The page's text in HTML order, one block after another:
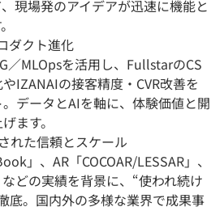
現場発のアイデアが迅速に機能と
ダクト進化
／MLOpsを活用し、FullstarのCS
IZANAIの接客精度・CVR改善を
データとAIを軸に、体験価値と開
ます。
れた信頼とスケール
」、AR「COCOAR/LESSAR」、
どの実績を背景に、“使われ続け
底。国内外の多様な業界で成果事